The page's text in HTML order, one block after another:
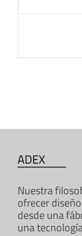
ADEX
Nuestra
ofrecer
desde una
una